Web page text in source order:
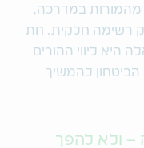
מהמורות במדרכה,
רשימה חלקית. חת
היא ליווי ההורים
להמשיך
– ולא להפך